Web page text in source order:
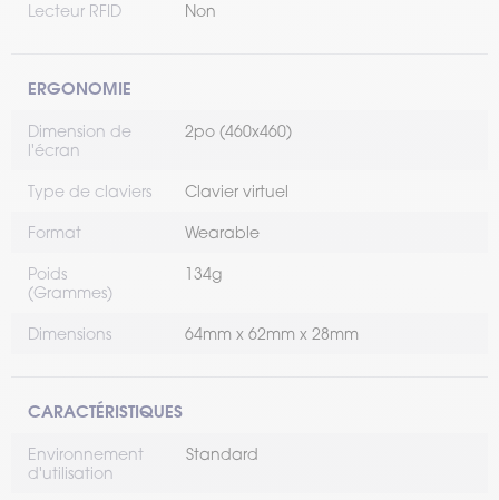
Lecteur RFID Non
ERGONOMIE
Dimension de
l'écran
2po (460x460)
Type de claviers Clavier virtuel
Format Wearable
Poids
(Grammes)
134g
Dimensions 64mm x 62mm x 28mm
CARACTÉRISTIQUES
Environnement
d'utilisation
Standard